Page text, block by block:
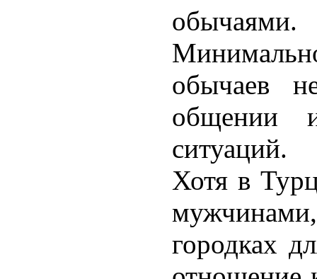
обычаями.
обычаев
общении
ситуаций.
Хотя в
городках